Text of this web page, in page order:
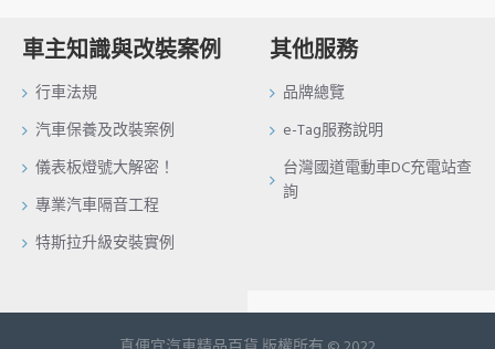
車主知識與改裝案例
行車法規
汽車保養及改裝案例
儀表板燈號大解密！
專業汽車隔音工程
特斯拉升級安裝實例
其他服務
品牌總覽
e-Tag服務說明
台灣國道電動車DC充電站查
詢